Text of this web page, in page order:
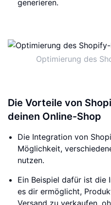
generieren.
Optimierung des
Die Vorteile von
deinen Online-Shop
Die Integration von
Möglichkeit,
nutzen.
Ein Beispiel dafür ist
es dir ermöglicht,
Versand zu verkaufen,